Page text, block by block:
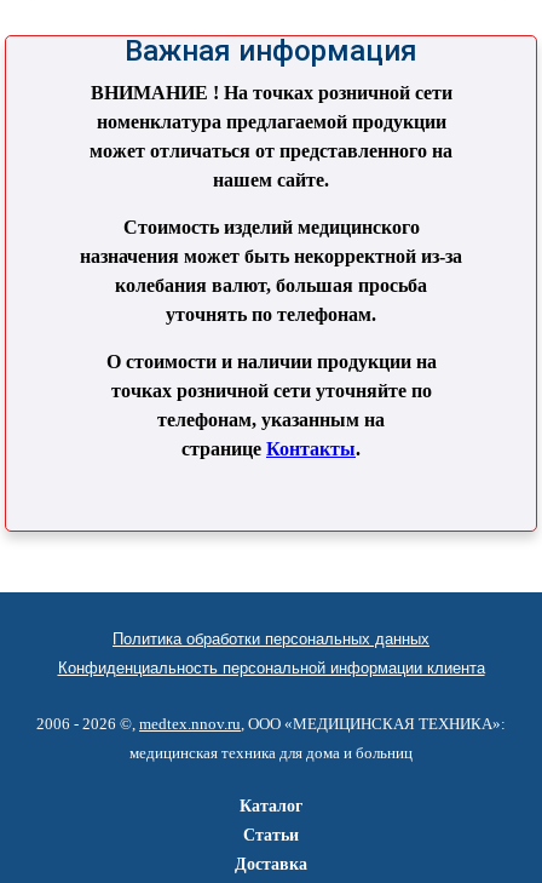
Важная информация
ВНИМАНИЕ ! На точках розничной сети
номенклатура предлагаемой продукции
может отличаться от представленного на
нашем сайте.
Стоимость изделий медицинского
назначения может быть некорректной из-за
колебания валют, большая просьба
уточнять по телефонам.
О стоимости и наличии продукции на
точках розничной сети уточняйте по
телефонам, указанным на
странице Контакты.
Политика обработки персональных данных
Конфиденциальность персональной информации клиента
2006 - 2026 ©, medtex.nnov.ru , ООО «МЕДИЦИНСКАЯ ТЕХНИКА»:
медицинская техника для дома и больниц
Каталог
Статьи
Доставка